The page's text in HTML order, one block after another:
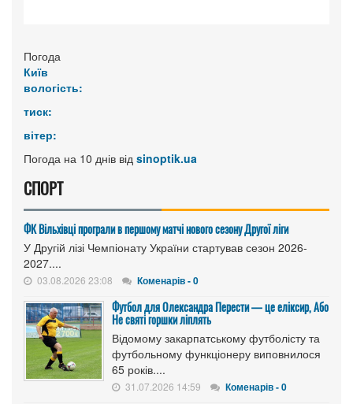
Погода
Київ
вологість:
тиск:
вітер:
Погода на 10 днів від sinoptik.ua
СПОРТ
ФК Вільхівці програли в першому матчі нового сезону Другої ліги
У Другій лізі Чемпіонату України стартував сезон 2026-
2027....
03.08.2026 23:08 Коменарів - 0
Футбол для Олександра Перести — це еліксир, Або
Не святі горшки ліплять
Відомому закарпатському футболісту та
футбольному функціонеру виповнилося
65 років....
31.07.2026 14:59 Коменарів - 0